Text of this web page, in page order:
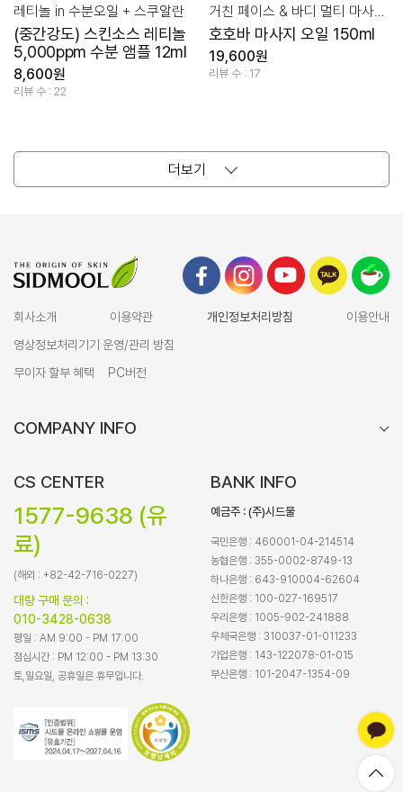
레티놀 in 수분오일 + 스쿠알란
(중간강도) 스킨소스 레티놀
5,000ppm 수분 앰플 12ml
8,600원
리뷰 수 : 22
거친 페이스 & 바디 멀티 마사지 케어
호호바 마사지 오일 150ml
19,600원
리뷰 수 : 17
더보기
회사소개 이용약관 개인정보처리방침
이용안내
영상정보처리기기 운영/관리 방침
무이자 할부 혜택
PC버전
COMPANY INFO
CS CENTER
1577-9638 (유
료)
(해외 : +82-42-716-0227)
대량 구매 문의 :
010-3428-0638
평일 : AM 9:00 - PM 17:00
점심시간 : PM 12:00 - PM 13:30
토,일요일, 공휴일은 휴무입니다.
BANK INFO
예금주 : (주)시드물
국민은행 : 460001-04-214514
농협은행 : 355-0002-8749-13
하나은행 : 643-910004-62604
신한은행 : 100-027-169517
우리은행 : 1005-902-241888
우체국은행 : 310037-01-011233
기업은행 : 143-122078-01-015
부산은행 : 101-2047-1354-09